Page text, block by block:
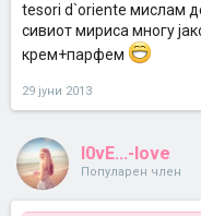
tesori d`oriente мислам
сивиот мириса многу
крем+парфем
29 јуни 2013
l0vE...-love
Популарен член